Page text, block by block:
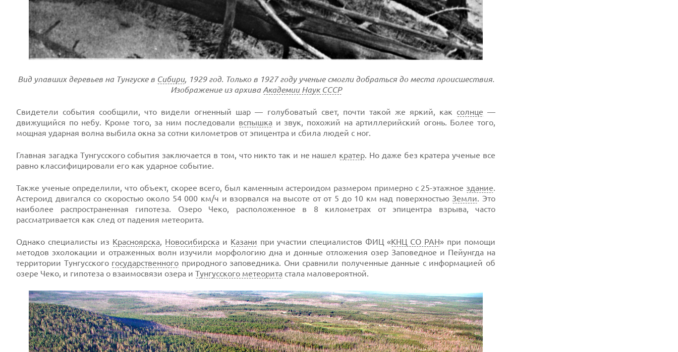
Вид упавших деревьев на Тунгуске в Сибири, 1929 год. Только в 1927 году ученые смогли добраться до места происшествия.
Изображение из архива Академии Наук СССР
Свидетели события сообщили, что видели огненный шар — голубоватый свет, почти такой же яркий, как солнце —
движущийся по небу. Кроме того, за ним последовали вспышка и звук, похожий на артиллерийский огонь. Более того,
мощная ударная волна выбила окна за сотни километров от эпицентра и сбила людей с ног.
Главная загадка Тунгусского события заключается в том, что никто так и не нашел кратер. Но даже без кратера ученые все
равно классифицировали его как ударное событие.
Также ученые определили, что объект, скорее всего, был каменным астероидом размером примерно с 25-этажное здание.
Астероид двигался со скоростью около 54 000 км/ч и взорвался на высоте от от 5 до 10 км над поверхностьюЗемли. Это
наиболее распространенная гипотеза. Озеро Чеко, расположенное в 8 километрах от эпицентра взрыва, часто
рассматривается как след от падения метеорита.
Однако специалисты из Красноярска, Новосибирскаи Казани при участии специалистов ФИЦ «КНЦ СО РАН» при помощи
методов эхолокации и отраженных волн изучили морфологию дна и донные отложения озер Заповедное и Пейунгда на
территории Тунгусского государственного природного заповедника. Они сравнили полученные данные с информацией об
озере Чеко, и гипотеза о взаимосвязи озера и Тунгусского метеорита стала маловероятной.